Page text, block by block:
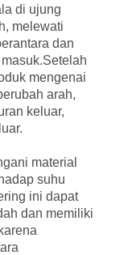
di ujung
melewati
dan
mengenai
arah,
keluar,
material
suhu
ini dapat
dan memiliki